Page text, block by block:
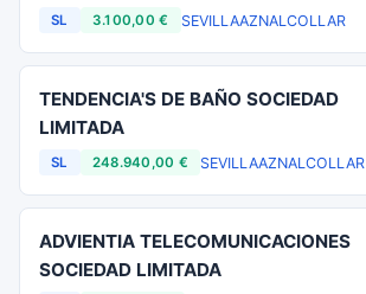
SL 3.100,00 € SEVILLAAZNALCOLLAR
TENDENCIA'S DE BAÑO SOCIEDAD
LIMITADA
SL 248.940,00 € SEVILLAAZNALCOLLAR
ADVIENTIA TELECOMUNICACIONES
SOCIEDAD LIMITADA